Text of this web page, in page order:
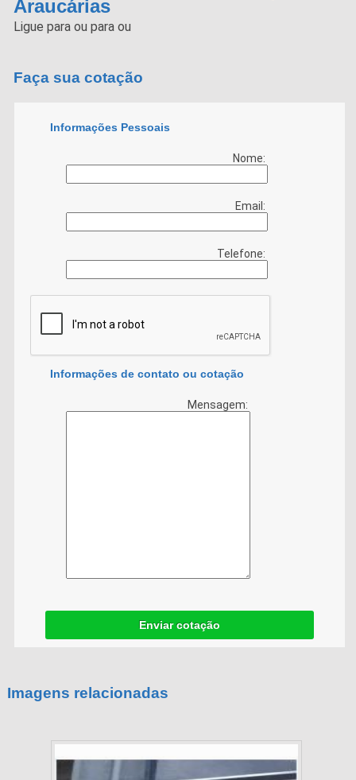
Araucárias
Ligue paraou paraou
Faça sua cotação
Informações Pessoais
Nome:
Email:
Telefone:
Informações de contato ou cotação
Mensagem:
Enviar cotação
Imagens relacionadas